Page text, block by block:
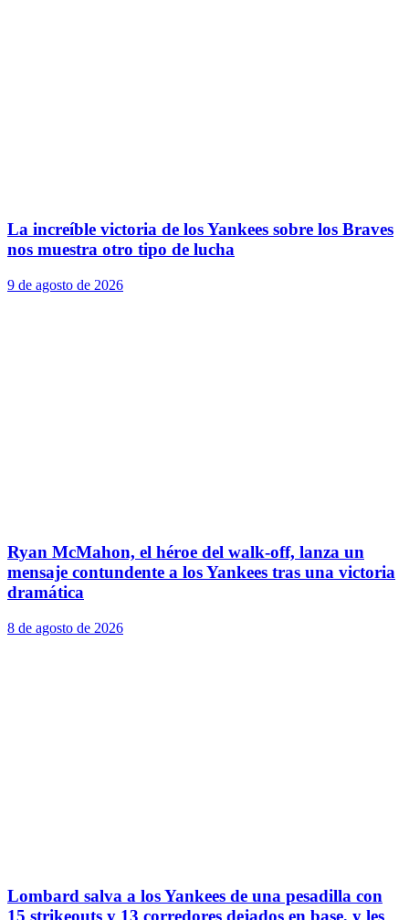
La increíble victoria de los Yankees sobre los Braves
nos muestra otro tipo de lucha
9 de agosto de 2026
Ryan McMahon, el héroe del walk-off, lanza un
mensaje contundente a los Yankees tras una victoria
dramática
8 de agosto de 2026
Lombard salva a los Yankees de una pesadilla con
15 strikeouts y 13 corredores dejados en base, y les